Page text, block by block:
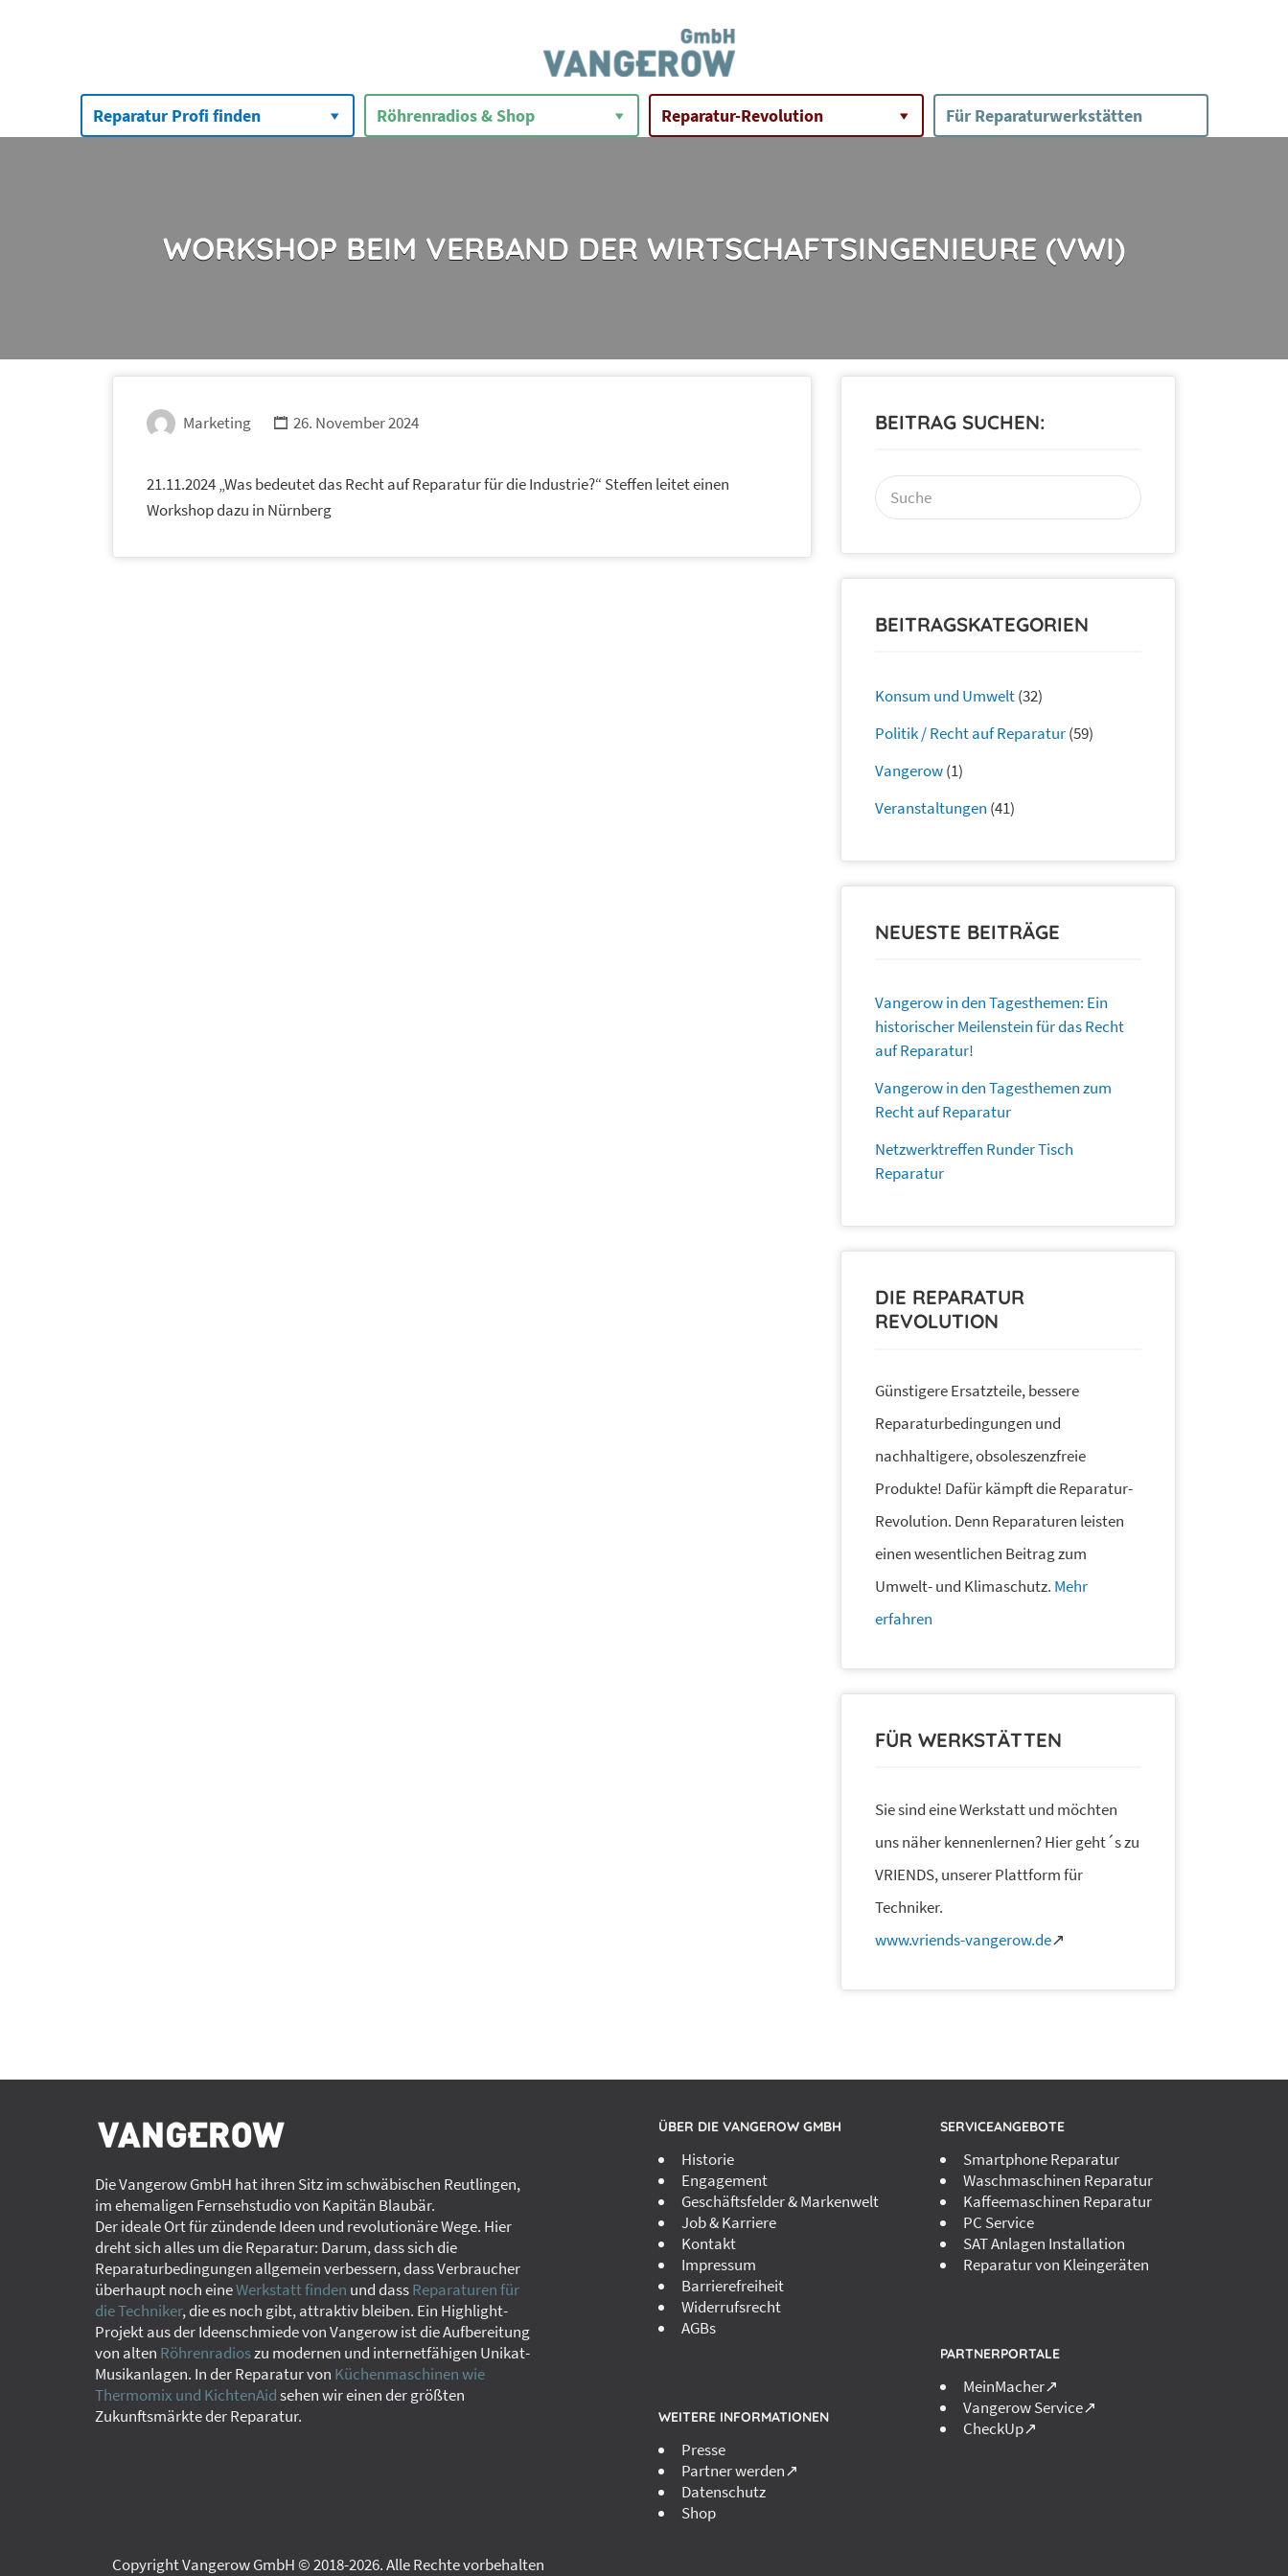
Reparatur Profi finden Röhrenradios & Shop Reparatur-Revolution Für Reparaturwerkstätten
WORKSHOP BEIM VERBAND DER WIRTSCHAFTSINGENIEURE (VWI)
Marketing 26. November 2024
21.11.2024 „Was bedeutet das Recht auf Reparatur für die Industrie?“ Steffen leitet einen
Workshop dazu in Nürnberg
BEITRAG SUCHEN:
Suchen
nach:
BEITRAGSKATEGORIEN
Konsum und Umwelt(32)
Politik / Recht auf Reparatur(59)
Vangerow(1)
Veranstaltungen (41)
NEUESTE BEITRÄGE
Vangerow in den Tagesthemen: Ein
historischer Meilenstein für das Recht
auf Reparatur!
Vangerow in den Tagesthemen zum
Recht auf Reparatur
Netzwerktreffen Runder Tisch
Reparatur
DIE REPARATUR
REVOLUTION
Günstigere Ersatzteile, bessere
Reparaturbedingungen und
nachhaltigere, obsoleszenzfreie
Produkte! Dafür kämpft die Reparatur-
Revolution. Denn Reparaturen leisten
einen wesentlichen Beitrag zum
Umwelt- und Klimaschutz. Mehr
erfahren
FÜR WERKSTÄTTEN
Sie sind eine Werkstatt und möchten
uns näher kennenlernen? Hier geht´s zu
VRIENDS, unserer Plattform für
Techniker.
www.vriends-vangerow.de↗
Die Vangerow GmbH hat ihren Sitz im schwäbischen Reutlingen,
im ehemaligen Fernsehstudio von Kapitän Blaubär.
Der ideale Ort für zündende Ideen und revolutionäre Wege. Hier
dreht sich alles um die Reparatur: Darum, dass sich die
Reparaturbedingungen allgemein verbessern, dass Verbraucher
überhaupt noch eineWerkstatt finden und dassReparaturen für
die Techniker, die es noch gibt, attraktiv bleiben. Ein Highlight-
Projekt aus der Ideenschmiede von Vangerow ist die Aufbereitung
von alten Röhrenradioszu modernen und internetfähigen Unikat-
Musikanlagen. In der Reparatur von Küchenmaschinen wie
Thermomix und KichtenAidsehen wir einen der größten
Zukunftsmärkte der Reparatur.
ÜBER DIE VANGEROW GMBH
Historie
Engagement
Geschäftsfelder & Markenwelt
Job & Karriere
Kontakt
Impressum
Barrierefreiheit
Widerrufsrecht
AGBs
WEITERE INFORMATIONEN
Presse
Partner werden↗
Datenschutz
Shop
SERVICEANGEBOTE
Smartphone Reparatur
Waschmaschinen Reparatur
Kaffeemaschinen Reparatur
PC Service
SAT Anlagen Installation
Reparatur von Kleingeräten
PARTNERPORTALE
MeinMacher↗
Vangerow Service↗
CheckUp↗
Copyright Vangerow GmbH © 2018-2026. Alle Rechte vorbehalten